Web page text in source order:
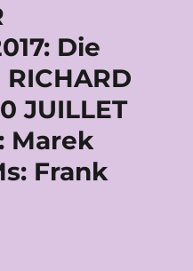
Die
JUILLET
Marek
Frank